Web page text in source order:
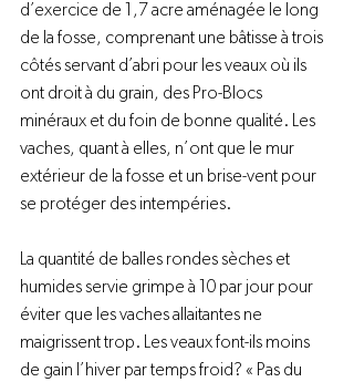
d’exercice de 1,7 acre aménagée le long
de la fosse, comprenant une bâtisse à trois
côtés servant d’abri pour les veaux où ils
ont droit à du grain, des Pro-Blocs
minéraux et du foin de bonne qualité. Les
vaches, quant à elles, n’ont que le mur
extérieur de la fosse et un brise-vent pour
se protéger des intempéries.
La quantité de balles rondes sèches et
humides servie grimpe à 10 par jour pour
éviter que les vaches allaitantes ne
maigrissent trop. Les veaux font-ils moins
de gain l’hiver par temps froid? « Pas du